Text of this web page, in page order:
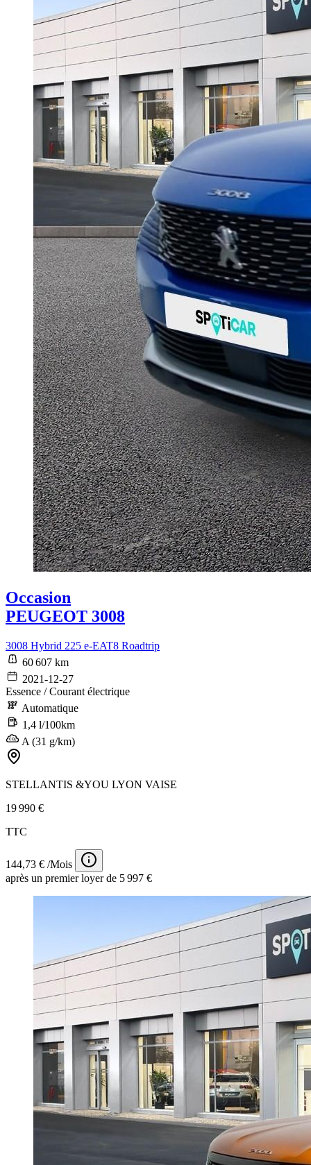
Occasion
PEUGEOT 3008
3008 Hybrid 225 e-EAT8 Roadtrip
60 607 km
2021-12-27
Essence / Courant électrique
Automatique
1,4 l/100km
A (31 g/km)
STELLANTIS &YOU LYON VAISE
19 990 €
TTC
144,73 € /Mois
après un premier loyer de 5 997 €